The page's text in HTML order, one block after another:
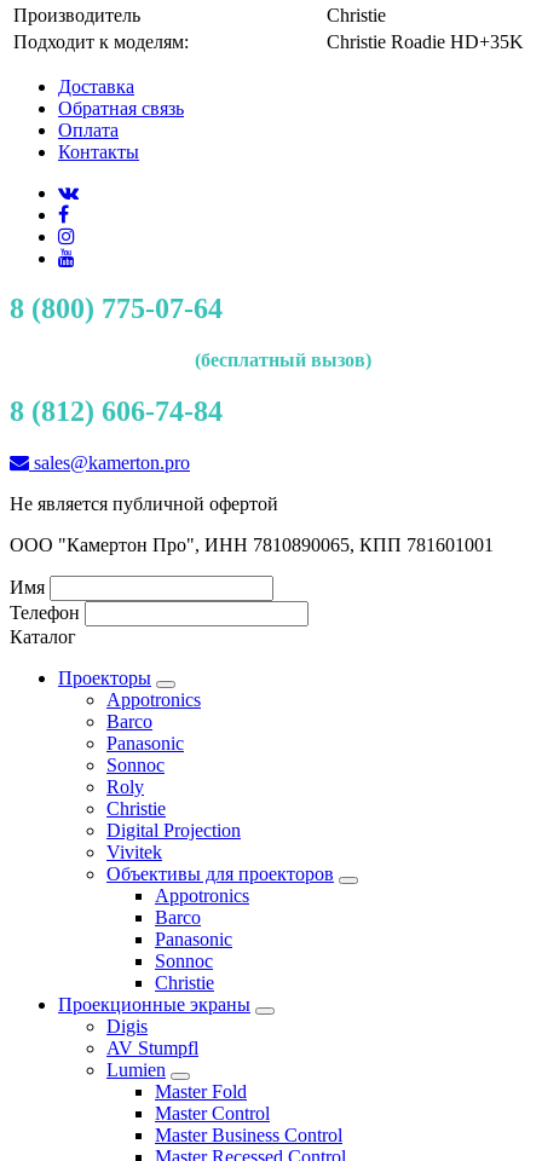
Производитель
Christie
Подходит к моделям:
Christie Roadie HD+35K
Доставка
Обратная связь
Оплата
Контакты
8 (800) 775-07-64
(бесплатный вызов)
8 (812) 606-74-84
sales@kamerton.pro
Не является публичной офертой
ООО "Камертон Про", ИНН 7810890065, КПП 781601001
Имя
Телефон
Каталог
Проекторы
Appotronics
Barco
Panasonic
Sonnoc
Roly
Christie
Digital Projection
Vivitek
Объективы для проекторов
Appotronics
Barco
Panasonic
Sonnoc
Сhristie
Проекционные экраны
Digis
AV Stumpfl
Lumien
Master Fold
Master Control
Master Business Control